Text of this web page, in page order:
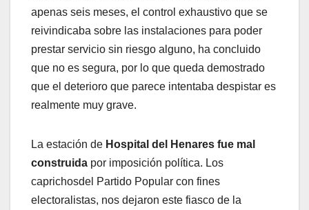
apenas seis meses, el control exhaustivo que se
reivindicaba sobre las instalaciones para poder
prestar servicio sin riesgo alguno, ha concluido
que no es segura, por lo que queda demostrado
que el deterioro que parece intentaba despistar es
realmente muy grave.
La estación de Hospital del Henares fue mal
construida por imposición política. Los
caprichosdel Partido Popular con fines
electoralistas, nos dejaron este fiasco de la